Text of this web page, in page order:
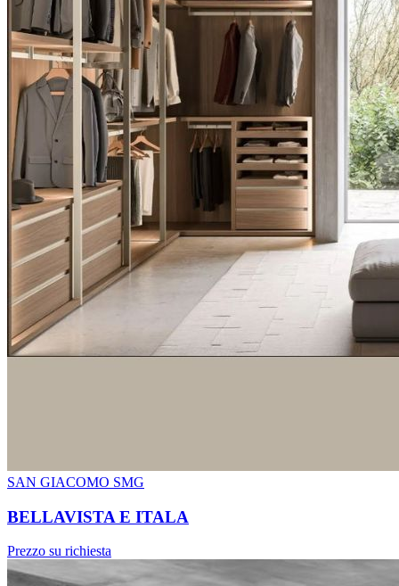
SAN GIACOMO SMG
BELLAVISTA E ITALA
Prezzo su richiesta